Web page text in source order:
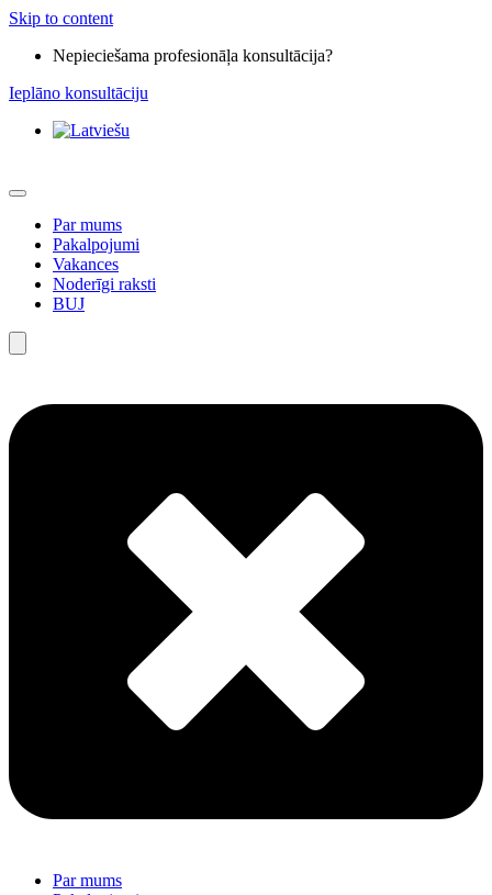
Skip to content
Nepieciešama profesionāļa konsultācija?
Ieplāno konsultāciju
Par mums
Pakalpojumi
Vakances
Noderīgi raksti
BUJ
Par mums